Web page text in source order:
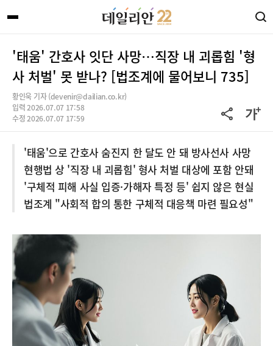
'태움' 간호사 잇단 사망…직장 내 괴롭힘 '형
사 처벌' 못 받나? [법조계에 물어보니 735]
황인욱 기자 (devenir@dailian.co.kr)
입력 2026.07.07 17:58
수정 2026.07.07 17:59
'태움'으로 간호사 숨진지 한 달도 안 돼 방사선사 사망
현행법 상 '직장 내 괴롭힘' 형사 처벌 대상에 포함 안돼
'구체적 피해 사실 입증·가해자 특정 등' 쉽지 않은 현실
법조계 "사회적 합의 통한 구체적 대응책 마련 필요성"